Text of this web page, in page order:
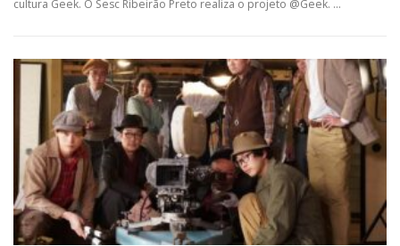
cultura Geek. O Sesc Ribeirão Preto realiza o projeto @Geek. …